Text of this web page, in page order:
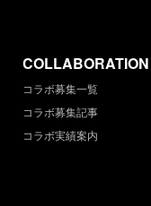
COLLABORATION
コラボ募集一覧
コラボ募集記事
コラボ実績案内